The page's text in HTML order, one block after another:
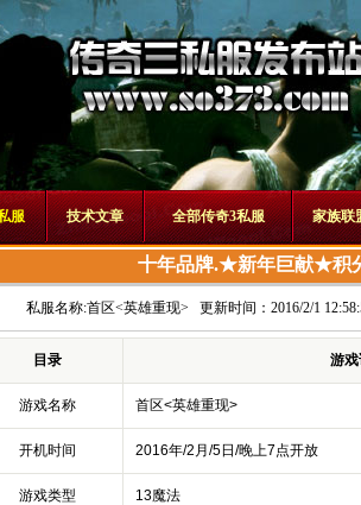
服 技术文章 全部传奇3私服 家族联
十年品牌.★新年巨献★积
私服名称:首区<英雄重现> 更新时间：2016/2/1
目录 游
游戏名称 首区<英雄重现>
开机时间 2016年/2月/5日/晚上7点开放
游戏类型 13魔法